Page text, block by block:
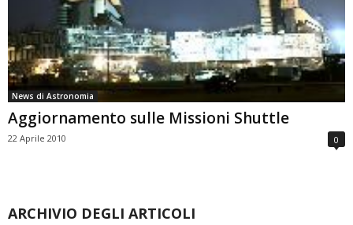
News di Astronomia
Aggiornamento sulle Missioni Shuttle
22 Aprile 2010 0
ARCHIVIO DEGLI ARTICOLI